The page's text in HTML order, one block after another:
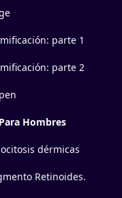
parte 1
parte 2
Hombres
dérmicas
Retinoides.